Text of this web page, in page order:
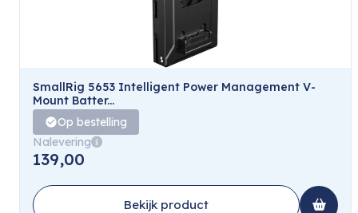
SmallRig 5653 Intelligent Power Management V-
Mount Batter...
Op bestelling
Nalevering
139,00
Bekijk product